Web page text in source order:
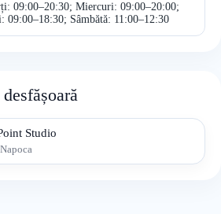
09:00–20:30; Miercuri: 09:00–20:00;
09:00–18:30; Sâmbătă: 11:00–12:30
Studio